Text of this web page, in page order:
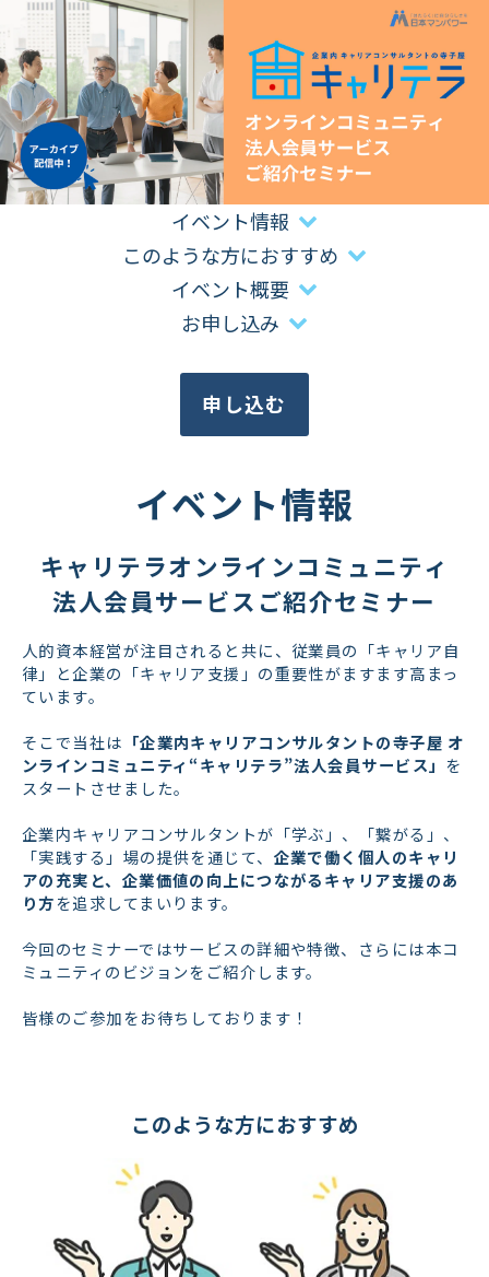
イベント情報
このような方におすすめ
イベント概要
お申し込み
申し込む
イベント情報
キャリテラオンラインコミュニティ
法人会員サービスご紹介セミナー
人的資本経営が注目されると共に、従業員の「キャリア自
律」と企業の「キャリア支援」の重要性がますます高まっ
ています。
そこで当社は 「企業内キャリアコンサルタントの寺子屋 オ
ンラインコミュニティ“キャリテラ”法人会員サービス」 を
スタートさせました。
企業内キャリアコンサルタントが「学ぶ」、「繋がる」、
「実践する」場の提供を通じて、 企業で働く個人のキャリ
アの充実と、企業価値の向上につながるキャリア支援のあ
り方を追求してまいります。
今回のセミナーではサービスの詳細や特徴、さらには本コ
ミュニティのビジョンをご紹介します。
皆様のご参加をお待ちしております！
このような方におすすめ